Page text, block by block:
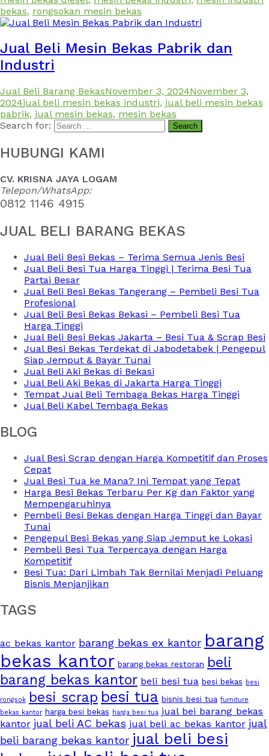
bekas, rongsokan mesin bekas
Jual Beli Mesin Bekas Pabrik dan
Industri
Jual Beli Barang BekasNovember 3, 2024November 3,
2024jual beli mesin bekas industri, jual beli mesin bekas
pabrik, jual mesin bekas, mesin bekas
Search for:
HUBUNGI KAMI
CV. KRISNA JAYA LOGAM
Telepon/WhatsApp:
0812 1146 4915
JUAL BELI BARANG BEKAS
Jual Beli Besi Bekas – Terima Semua Jenis Besi
Jual Beli Besi Tua Harga Tinggi | Terima Besi Tua
Partai Besar
Jual Beli Besi Bekas Tangerang – Pembeli Besi Tua
Profesional
Jual Beli Besi Bekas Bekasi – Pembeli Besi Tua
Harga Tinggi
Jual Beli Besi Bekas Jakarta – Besi Tua & Scrap Besi
Jual Besi Bekas Terdekat di Jabodetabek | Pengepul
Siap Jemput & Bayar Tunai
Jual Beli Aki Bekas di Bekasi
Jual Beli Aki Bekas di Jakarta Harga Tinggi
Tempat Jual Beli Tembaga Bekas Harga Tinggi
Jual Beli Kabel Tembaga Bekas
BLOG
Jual Besi Scrap dengan Harga Kompetitif dan Proses
Cepat
Jual Besi Tua ke Mana? Ini Tempat yang Tepat
Harga Besi Bekas Terbaru Per Kg dan Faktor yang
Mempengaruhinya
Pembeli Besi Bekas dengan Harga Tinggi dan Bayar
Tunai
Pengepul Besi Bekas yang Siap Jemput ke Lokasi
Pembeli Besi Tua Terpercaya dengan Harga
Kompetitif
Besi Tua: Dari Limbah Tak Bernilai Menjadi Peluang
Bisnis Menjanjikan
TAGS
ac bekas kantor barang bekas ex kantor barang
bekas kantor barang bekas restoran beli
barang bekas kantor beli besi tua besi bekas besi
rongsok besi scrap besi tua bisnis besi tua furniture
bekas kantor harga besi bekas harga besi tua jual bei barang bekas
kantor jual beli AC bekas jual beli ac bekas kantor jual
beli barang bekas kantor jual beli besi